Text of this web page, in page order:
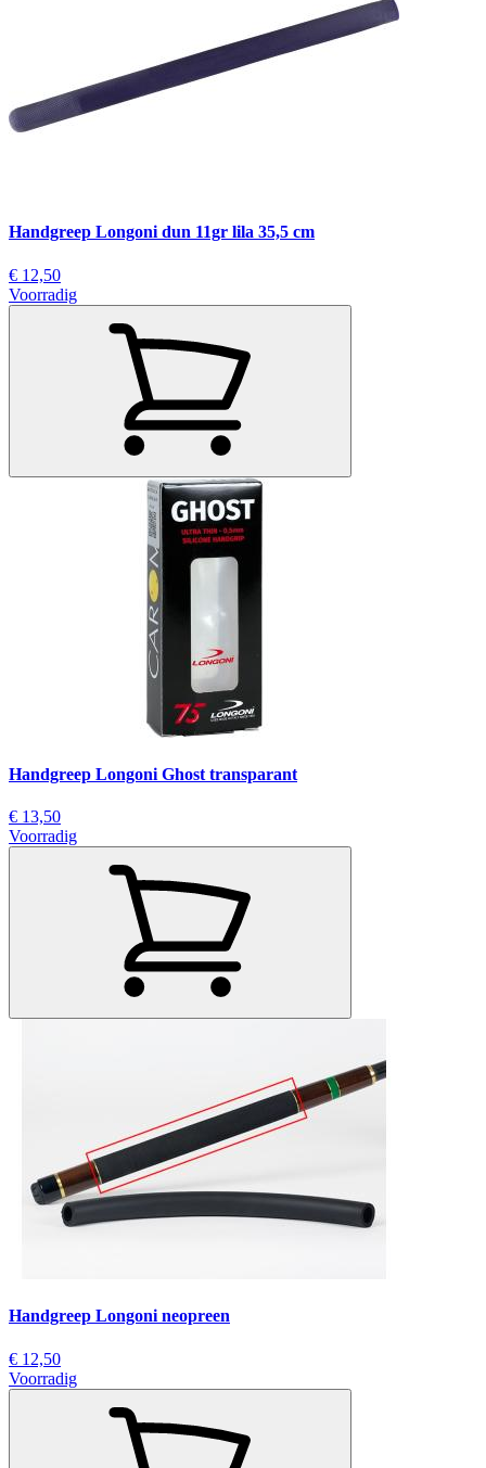
Handgreep Longoni dun 11gr lila 35,5 cm
€ 12,50
Voorradig
Handgreep Longoni Ghost transparant
€ 13,50
Voorradig
Handgreep Longoni neopreen
€ 12,50
Voorradig